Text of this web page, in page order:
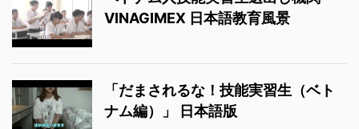
VINAGIMEX 日本語教育風景
「だまされるな！技能実習生（ベト
ナム編）」 日本語版